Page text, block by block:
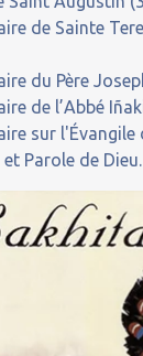
de Sainte
du Père
de l’Abbé
sur
Parole de Dieu.